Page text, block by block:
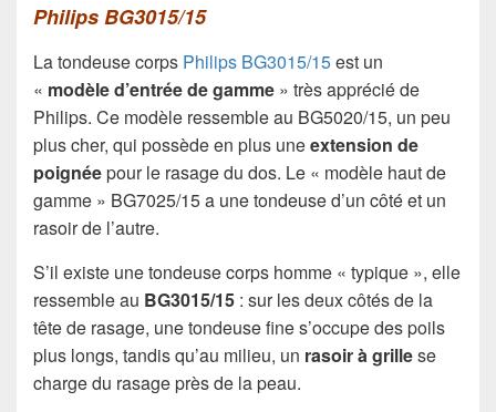
Philips BG3015/15
La tondeuse corps Philips BG3015/15est un
« modèle d’entrée de gamme » très apprécié de
Philips. Ce modèle ressemble au BG5020/15, un peu
plus cher, qui possède en plus uneextension de
poignéepour le rasage du dos. Le « modèle haut de
gamme » BG7025/15 a une tondeuse d’un côté et un
rasoir de l’autre.
S’il existe une tondeuse corps homme « typique », elle
ressemble au BG3015/15 : sur les deux côtés de la
tête de rasage, une tondeuse fine s’occupe des poils
plus longs, tandis qu’au milieu, un rasoir à grillese
charge du rasage près de la peau.